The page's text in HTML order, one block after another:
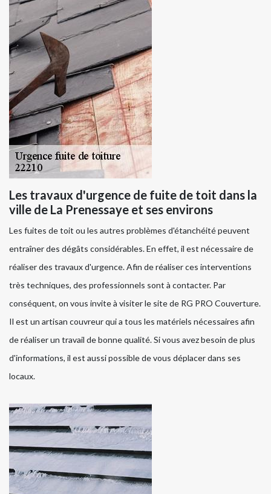
Les travaux d'urgence de fuite de toit dans la
ville de La Prenessaye et ses environs
Les fuites de toit ou les autres problèmes d'étanchéité peuvent
entraîner des dégâts considérables. En effet, il est nécessaire de
réaliser des travaux d'urgence. Afin de réaliser ces interventions
très techniques, des professionnels sont à contacter. Par
conséquent, on vous invite à visiter le site de RG PRO Couverture.
Il est un artisan couvreur qui a tous les matériels nécessaires afin
de réaliser un travail de bonne qualité. Si vous avez besoin de plus
d'informations, il est aussi possible de vous déplacer dans ses
locaux.